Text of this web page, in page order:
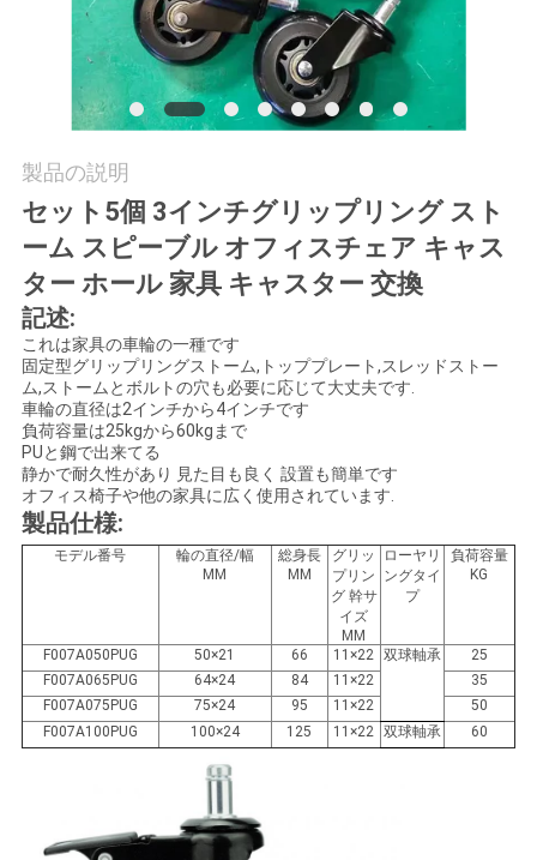
私
達
に
連
絡
し
な
さ
い
用
を
製品の説明
セット5個 3インチグリップリング スト
ーム スピーブル オフィスチェア キャス
ター ホール 家具 キャスター 交換
記述:
これは家具の車輪の一種です
固定型グリップリングストーム,トッププレート,スレッドストー
ム,ストームとボルトの穴も必要に応じて大丈夫です.
車輪の直径は2インチから4インチです
負荷容量は25kgから60kgまで
PUと鋼で出来てる
静かで耐久性があり 見た目も良く 設置も簡単です
オフィス椅子や他の家具に広く使用されています.
製品仕様:
モデル番号
輪の直径/幅
MM
総身長
MM
グリッ
プリン
グ 幹サ
イズ
MM
ローヤリ
ングタイ
プ
負荷容量
KG
F007A050PUG 50×21 66 11×22 双球軸承
25
F007A065PUG
64×24 84 11×22
35
F007A075PUG
75×24 95 11×22
50
F007A100PUG
100×24 125 11×22 双球軸承 60